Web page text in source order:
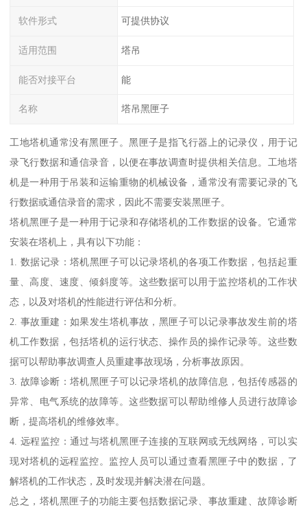
软件形式 可提供协议
适用范围 塔吊
能否对接平台 能
名称 塔吊黑匣子
工地塔机通常没有黑匣子。黑匣子是指飞行器上的记录仪，用于记
录飞行数据和通信录音，以便在事故调查时提供相关信息。工地塔
机是一种用于吊装和运输重物的机械设备，通常没有需要记录的飞
行数据或通信录音的需求，因此不需要安装黑匣子。
塔机黑匣子是一种用于记录和存储塔机的工作数据的设备。它通常
安装在塔机上，具有以下功能：
1. 数据记录：塔机黑匣子可以记录塔机的各项工作数据，包括起重
量、高度、速度、倾斜度等。这些数据可以用于监控塔机的工作状
态，以及对塔机的性能进行评估和分析。
2. 事故重建：如果发生塔机事故，黑匣子可以记录事故发生前的塔
机工作数据，包括塔机的运行状态、操作员的操作记录等。这些数
据可以帮助事故调查人员重建事故现场，分析事故原因。
3. 故障诊断：塔机黑匣子可以记录塔机的故障信息，包括传感器的
异常、电气系统的故障等。这些数据可以帮助维修人员进行故障诊
断，提高塔机的维修效率。
4. 远程监控：通过与塔机黑匣子连接的互联网或无线网络，可以实
现对塔机的远程监控。监控人员可以通过查看黑匣子中的数据，了
解塔机的工作状态，及时发现并解决潜在问题。
总之，塔机黑匣子的功能主要包括数据记录、事故重建、故障诊断